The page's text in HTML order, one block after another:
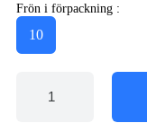
Frön i förpackning :
10